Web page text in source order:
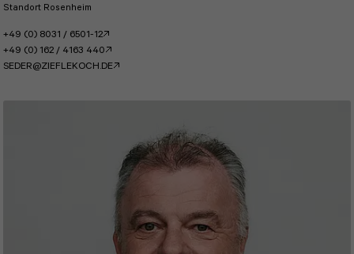
Standort Rosenheim
+49 (0) 8031 / 6501-12
+49 (0) 162 / 4163 440
SEDER@ZIEFLEKOCH.DE